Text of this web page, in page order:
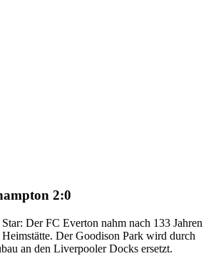
2:0
Der FC Everton nahm nach 133 Jahren
Der Goodison Park wird durch
an den Liverpooler Docks ersetzt.